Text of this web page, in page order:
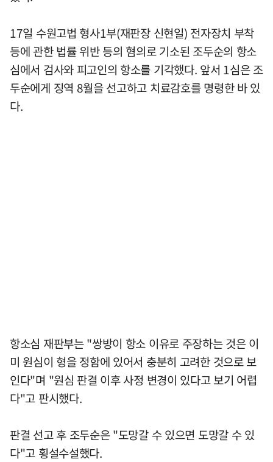
17일 수원고법 형사1부(재판장 신현일) 전자장치 부착
등에 관한 법률 위반 등의 혐의로 기소된 조두순의 항소
심에서 검사와 피고인의 항소를 기각했다. 앞서 1심은 조
두순에게 징역 8월을 선고하고 치료감호를 명령한 바 있
다.
항소심 재판부는 "쌍방이 항소 이유로 주장하는 것은 이
미 원심이 형을 정함에 있어서 충분히 고려한 것으로 보
인다"며 "원심 판결 이후 사정 변경이 있다고 보기 어렵
다"고 판시했다.
판결 선고 후 조두순은 "도망갈 수 있으면 도망갈 수 있
다"고 횡설수설했다.